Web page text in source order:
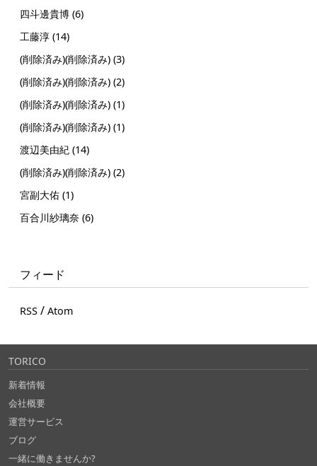
四斗邊貴博 (6)
工藤淳 (14)
(削除済み)(削除済み) (3)
(削除済み)(削除済み) (2)
(削除済み)(削除済み) (1)
(削除済み)(削除済み) (1)
渡辺美由紀 (14)
(削除済み)(削除済み) (2)
宮副大佑 (1)
百合川紗璃奈 (6)
フィード
RSS / Atom
TORICO
新着情報
会社概要
運営サービス
ブログ
一緒に働きませんか?